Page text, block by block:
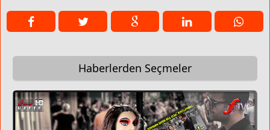
Haberlerden Seçmeler